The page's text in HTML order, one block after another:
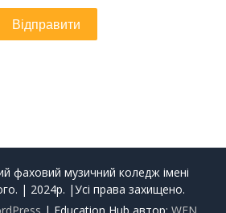
фаховий музичний коледж імені
| 2024р. |Усі права захищено.